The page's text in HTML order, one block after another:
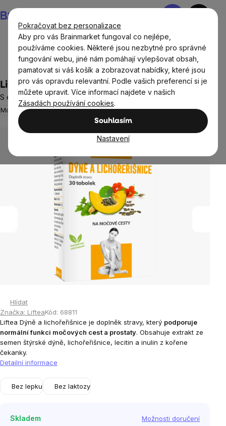
Pokračovat bez personalizace
Aby pro vás Brainmarket fungoval co nejlépe,
používáme cookies. Některé jsou nezbytné pro správné
fungování webu, jiné nám pomáhají vylepšovat obsah,
pamatovat si váš košík a zobrazovat nabídky, které jsou
pro vás opravdu relevantní. Podle vašich preferencí si je
můžete upravit. Více informací najdete v našich
Zásadách používání cookies.
Souhlasím
Nastavení
na
obsah
Nákupní
Cíle
Liftea Dýně a lichořeřišnice, 30 tobolek
S extraktem z dýně a lichořeřišnice, doplněk stravy
Močové cesty
produktu
0,0
z
hvězdiček.
Neohodnoceno
Hlídat
Značka: LifteaKód: 68811
Liftea Dýně a lichořeřišnice je doplněk stravy, který podporuje
normální funkci močových cest a prostaty. Obsahuje extrakt ze
semen štýrské dýně, lichořeřišnice, lecitin a inulin z kořene
čekanky.
Detailní informace
Bez lepku Bez laktozy
Skladem Možnosti doručení